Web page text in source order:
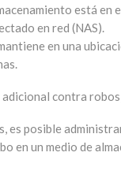
está
en red (NAS).
en una
contra
es posible
en un medio de